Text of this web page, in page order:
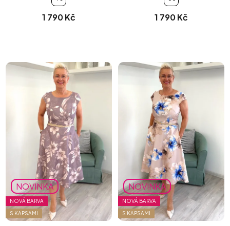
1 790 Kč 1 790 Kč
NOVINKA
NOVÁ BARVA
S KAPSAMI
NOVINKA
NOVÁ BARVA
S KAPSAMI